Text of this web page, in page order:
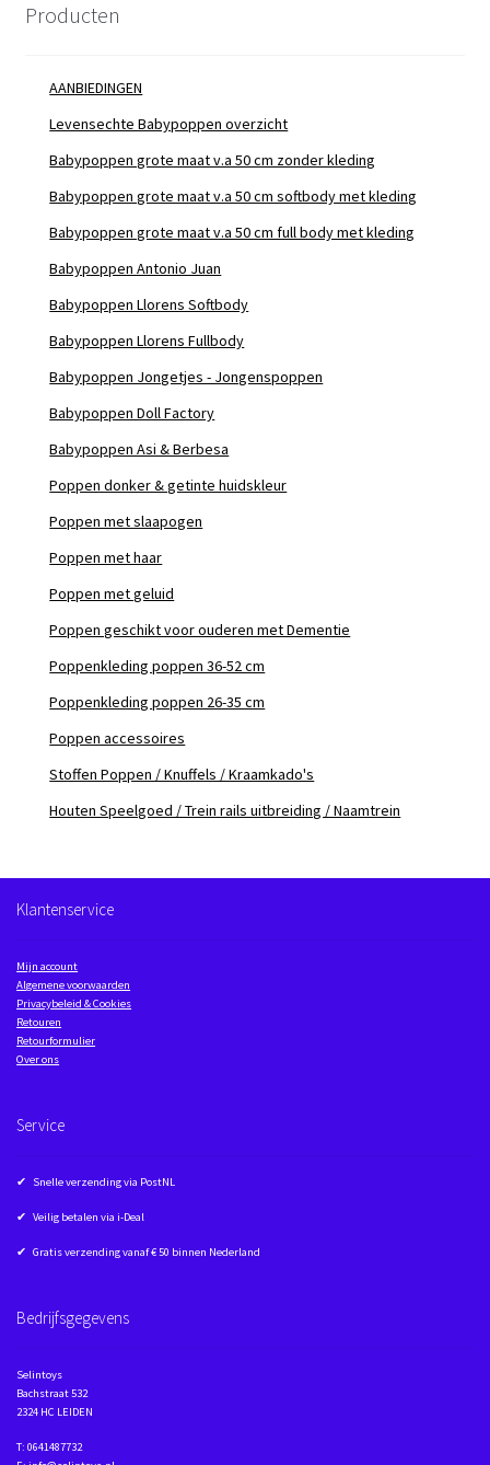
Producten
AANBIEDINGEN
Levensechte Babypoppen overzicht
Babypoppen grote maat v.a 50 cm zonder kleding
Babypoppen grote maat v.a 50 cm softbody met kleding
Babypoppen grote maat v.a 50 cm full body met kleding
Babypoppen Antonio Juan
Babypoppen Llorens Softbody
Babypoppen Llorens Fullbody
Babypoppen Jongetjes - Jongenspoppen
Babypoppen Doll Factory
Babypoppen Asi & Berbesa
Poppen donker & getinte huidskleur
Poppen met slaapogen
Poppen met haar
Poppen met geluid
Poppen geschikt voor ouderen met Dementie
Poppenkleding poppen 36-52 cm
Poppenkleding poppen 26-35 cm
Poppen accessoires
Stoffen Poppen / Knuffels / Kraamkado's
Houten Speelgoed / Trein rails uitbreiding / Naamtrein
Klantenservice
Mijn account
Algemene voorwaarden
Privacybeleid & Cookies
Retouren
Retourformulier
Over ons
Service
✔ Snelle verzending via PostNL
✔ Veilig betalen via i-Deal
✔ Gratis verzending vanaf € 50 binnen Nederland
Bedrijfsgegevens
Selintoys
Bachstraat 532
2324 HC LEIDEN
T: 0641487732